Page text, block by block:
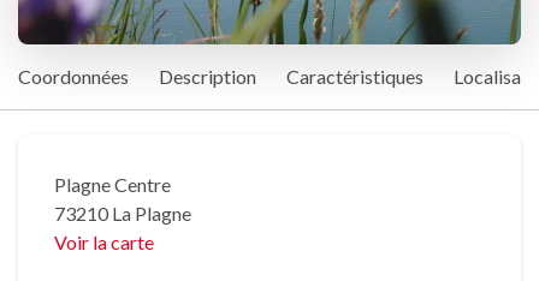
Coordonnées Description Caractéristiques
Plagne Centre
73210 La Plagne
Voir la carte